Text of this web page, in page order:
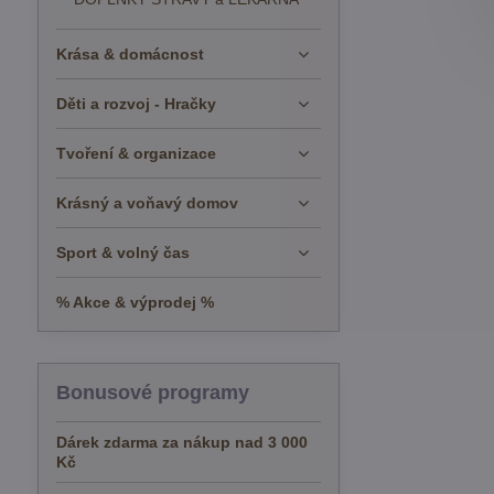
Krása & domácnost
Děti a rozvoj - Hračky
Tvoření & organizace
Krásný a voňavý domov
Sport & volný čas
% Akce & výprodej %
Bonusové programy
Dárek zdarma za nákup nad 3 000
Kč